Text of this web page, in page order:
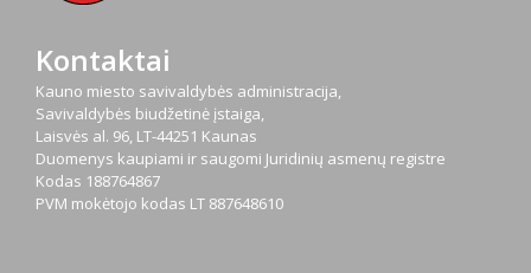
Kontaktai
Kauno miesto savivaldybės administracija,
Savivaldybės biudžetinė įstaiga,
Laisvės al. 96, LT-44251 Kaunas
Duomenys kaupiami ir saugomi Juridinių asmenų registre
Kodas 188764867
PVM mokėtojo kodas LT 887648610